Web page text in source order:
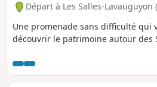
Départ à Les Salles-Lavauguyon
Une promenade sans difficulté qui
découvrir le patrimoine autour des